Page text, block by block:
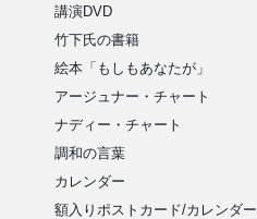
講演DVD
竹下氏の書籍
絵本「もしもあなたが」
アージュナー・チャート
ナディー・チャート
調和の言葉
カレンダー
額入りポストカード/カレンダー